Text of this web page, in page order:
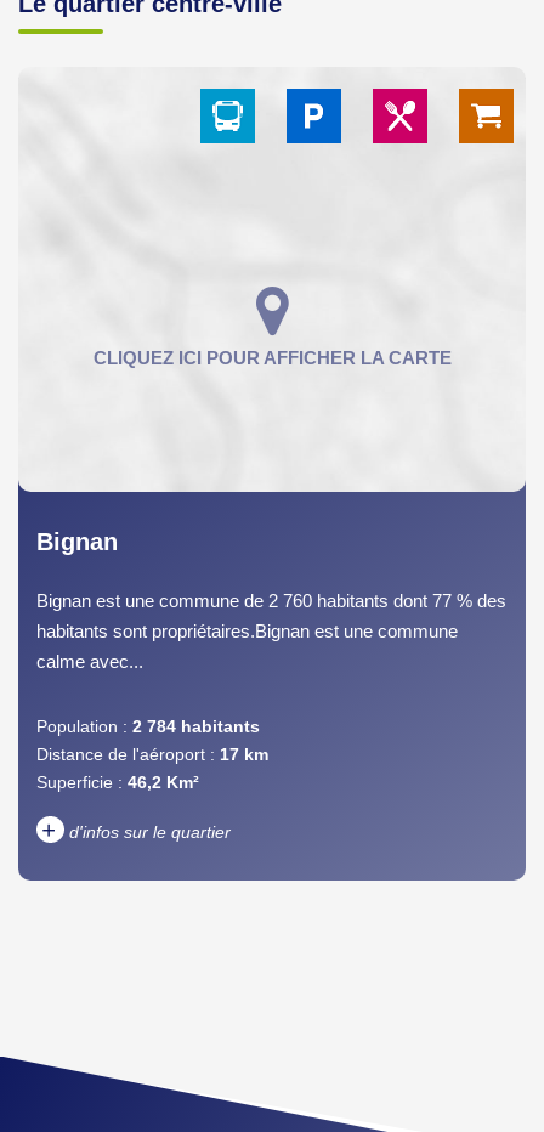
Bignan
Bignan est une commune de 2 760 habitants dont 77 % des
habitants sont propriétaires.Bignan est une commune
calme avec...
Population : 2 784 habitants
Distance de l'aéroport : 17 km
Superficie : 46,2 Km²
+ d'infos sur le quartier
TAUX DE PROPRIÉTAIRES
PART DES MÉNAGES SANS